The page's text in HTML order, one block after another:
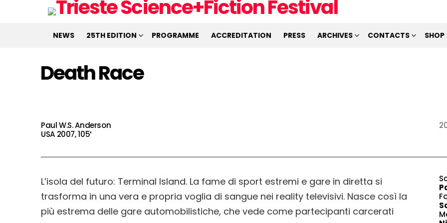
NEWS 25TH EDITION PROGRAMME ACCREDITATION PRESS ARCHIVES CONTACTS SHOP
Death Race
Paul W.S. Anderson
USA 2007, 105′
L’isola del futuro: Terminal Island. La fame di sport estremi e gare in diretta si
trasforma in una vera e propria voglia di sangue nei reality televisivi. Nasce così la
più estrema delle gare automobilistiche, che vede come partecipanti carcerati